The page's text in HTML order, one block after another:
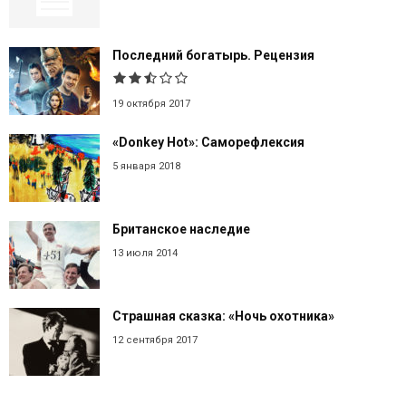
Последний богатырь. Рецензия
19 октября 2017
«Donkey Hot»: Саморефлексия
5 января 2018
Британское наследие
13 июля 2014
Страшная сказка: «Ночь охотника»
12 сентября 2017